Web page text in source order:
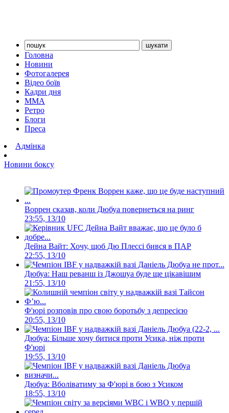
Головна
Новини
Фотогалерея
Відео боїв
Кадри дня
ММА
Ретро
Блоги
Преса
Адмінка
Новини боксу
Воррен сказав, коли Дюбуа повернеться на ринг
23:55, 13/10
Дейна Вайт: Хочу, щоб Дю Плессі бився в ПАР
22:55, 13/10
Дюбуа: Наш реванш із Джошуа буде ще цікавішим
21:55, 13/10
Ф'юрі розповів про свою боротьбу з депресією
20:55, 13/10
Дюбуа: Більше хочу битися проти Усика, ніж проти
Ф'юрі
19:55, 13/10
Дюбуа: Вболіватиму за Ф'юрі в бою з Усиком
18:55, 13/10